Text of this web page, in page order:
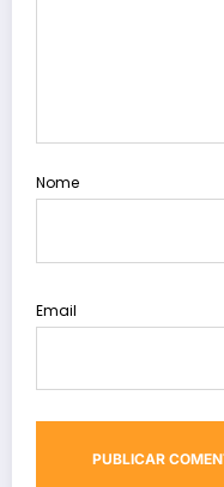
Nome
Email